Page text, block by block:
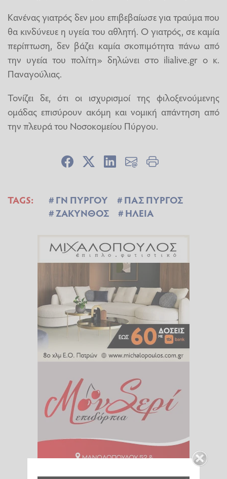
Κανένας γιατρός δεν μου επιβεβαίωσε για τραύμα που
θα κινδύνευε η υγεία του αθλητή. Ο γιατρός, σε καμία
περίπτωση, δεν βάζει καμία σκοπιμότητα πάνω από
την υγεία του πολίτη» δηλώνει στο ilialive.gr ο κ.
Παναγούλιας.
Τονίζει δε, ότι οι ισχυρισμοί της φιλοξενούμενης
ομάδας επισύρουν ακόμη και νομική απάντηση από
την πλευρά του Νοσοκομείου Πύργου.
TAGS: ΓΝ ΠΥΡΓΟΥ
ΠΑΣ ΠΥΡΓΟΣ
ΖΑΚΥΝΘΟΣ
ΗΛΕΙΑ